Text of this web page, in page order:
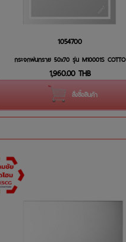
1054700
กระจกพ่นทราย 50x70 รุ่น M10001S COTTO
1,960.00 THB
สั่งซื้อสินค้า